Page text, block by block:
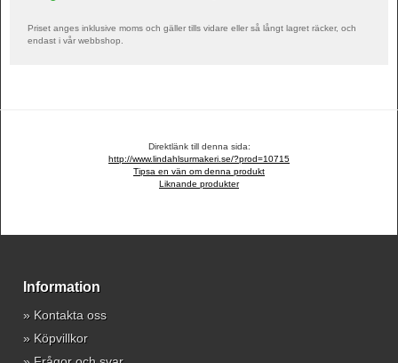
Priset anges inklusive moms och gäller tills vidare eller så långt lagret räcker, och
endast i vår webbshop.
Direktlänk till denna sida:
http://www.lindahlsurmakeri.se/?prod=10715
Tipsa en vän om denna produkt
Liknande produkter
Information
» Kontakta oss
» Köpvillkor